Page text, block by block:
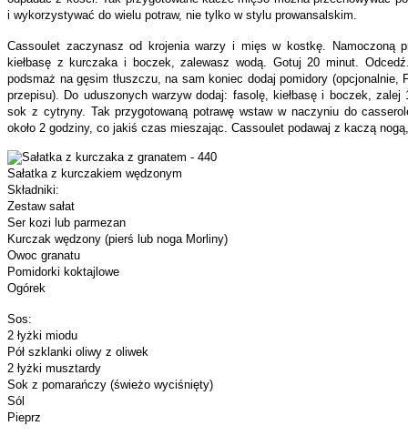
i wykorzystywać do wielu potraw, nie tylko w stylu prowansalskim.
Cassoulet zaczynasz od krojenia warzy i mięs w kostkę. Namoczoną
kiełbasę z kurczaka i boczek, zalewasz wodą. Gotuj 20 minut.
podsmaż na gęsim tłuszczu, na sam koniec dodaj pomidory (opcjonalnie,
przepisu). Do uduszonych warzyw dodaj: fasolę, kiełbasę i boczek, zalej
sok z cytryny. Tak przygotowaną potrawę wstaw w naczyniu do
około 2 godziny, co jakiś czas mieszając. Cassoulet podawaj z kaczą
Sałatka z kurczakiem wędzonym
Składniki:
Zestaw sałat
Ser kozi lub parmezan
Kurczak wędzony (pierś lub noga Morliny)
Owoc granatu
Pomidorki koktajlowe
Ogórek
Sos:
2 łyżki miodu
Pół szklanki oliwy z oliwek
2 łyżki musztardy
Sok z pomarańczy (świeżo wyciśnięty)
Sól
Pieprz